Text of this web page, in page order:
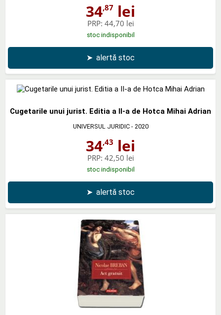
34,87 lei
PRP: 44,70 lei
stoc indisponibil
➤ alertă stoc
Cugetarile unui jurist. Editia a II-a de Hotca Mihai Adrian
UNIVERSUL JURIDIC- 2020
34,43 lei
PRP: 42,50 lei
stoc indisponibil
➤ alertă stoc